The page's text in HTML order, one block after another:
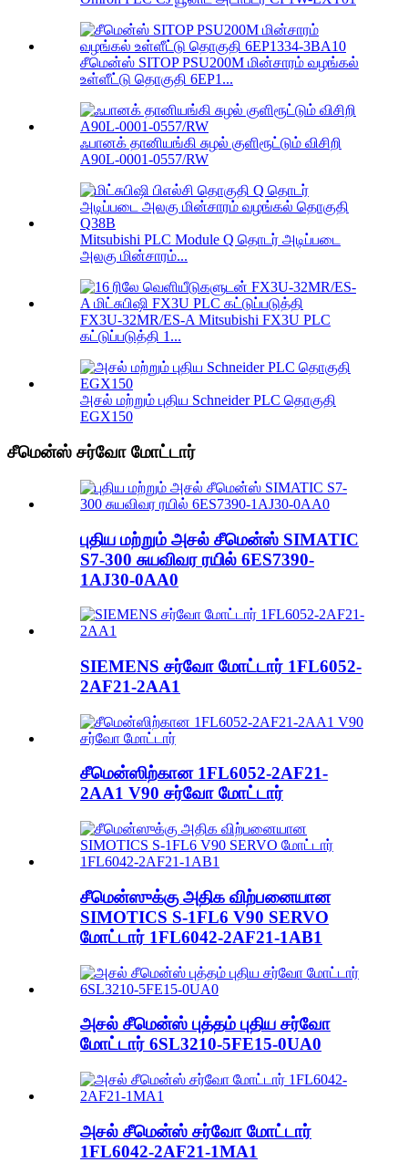
சீமென்ஸ் SITOP PSU200M மின்சாரம் வழங்கல்
உள்ளீட்டு தொகுதி 6EP1...
ஃபானக் தானியங்கி சுழல் குளிரூட்டும் விசிறி
A90L-0001-0557/RW
Mitsubishi PLC Module Q தொடர் அடிப்படை
அலகு மின்சாரம்...
FX3U-32MR/ES-A Mitsubishi FX3U PLC
கட்டுப்படுத்தி 1...
அசல் மற்றும் புதிய Schneider PLC தொகுதி
EGX150
சீமென்ஸ் சர்வோ மோட்டார்
புதிய மற்றும் அசல் சீமென்ஸ் SIMATIC
S7-300 சுயவிவர ரயில் 6ES7390-
1AJ30-0AA0
SIEMENS சர்வோ மோட்டார் 1FL6052-
2AF21-2AA1
சீமென்ஸிற்கான 1FL6052-2AF21-
2AA1 V90 சர்வோ மோட்டார்
சீமென்ஸுக்கு அதிக விற்பனையான
SIMOTICS S-1FL6 V90 SERVO
மோட்டார் 1FL6042-2AF21-1AB1
அசல் சீமென்ஸ் புத்தம் புதிய சர்வோ
மோட்டார் 6SL3210-5FE15-0UA0
அசல் சீமென்ஸ் சர்வோ மோட்டார்
1FL6042-2AF21-1MA1